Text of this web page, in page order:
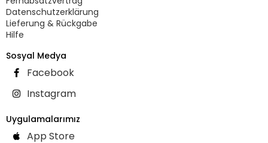
Datenschutzerklärung
Lieferung & Rückgabe
Hilfe
Sosyal Medya
Facebook
Instagram
Uygulamalarımız
App Store